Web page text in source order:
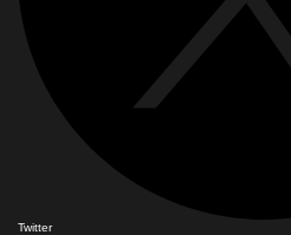
Twitter